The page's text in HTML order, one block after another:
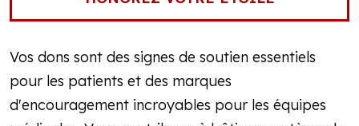
Vos dons sont des signes de soutien essentiels
pour les patients et des marques
d'encouragement incroyables pour les équipes